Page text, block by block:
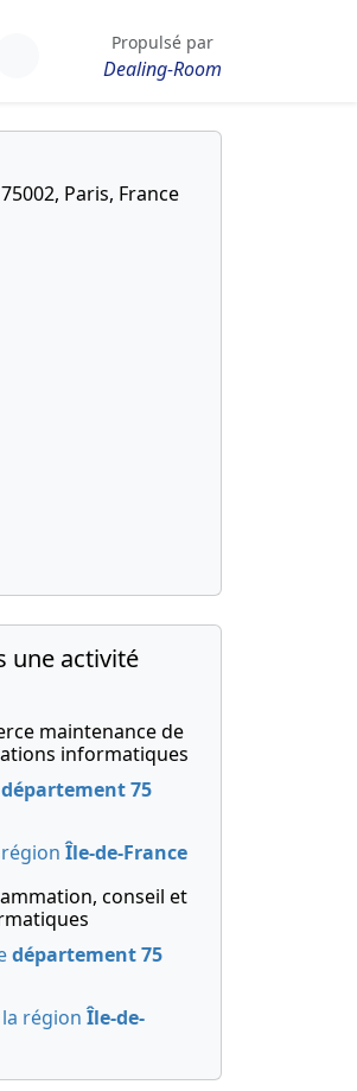
Propulsé par
Dealing-Room
Paris, France
une activité
maintenance de
informatiques
département 75
Île-de-France
conseil et
département 75
région Île-de-